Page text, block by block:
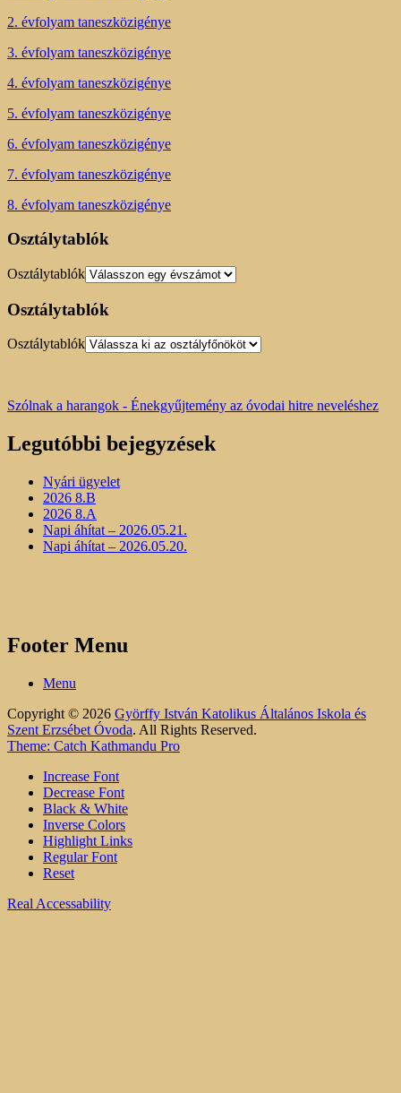
2. évfolyam taneszközigénye
3. évfolyam taneszközigénye
4. évfolyam taneszközigénye
5. évfolyam taneszközigénye
6. évfolyam taneszközigénye
7. évfolyam taneszközigénye
8. évfolyam taneszközigénye
Osztálytablók
Osztálytablók
Osztálytablók
Osztálytablók
Szólnak a harangok - Énekgyűjtemény az óvodai hitre neveléshez
Legutóbbi bejegyzések
Nyári ügyelet
2026 8.B
2026 8.A
Napi áhítat – 2026.05.21.
Napi áhítat – 2026.05.20.
Footer Menu
Menu
Copyright © 2026 Györffy István Katolikus Általános Iskola és
Szent Erzsébet Óvoda. All Rights Reserved.
Theme: Catch Kathmandu Pro
Increase Font
Decrease Font
Black & White
Inverse Colors
Highlight Links
Regular Font
Reset
Real Accessability